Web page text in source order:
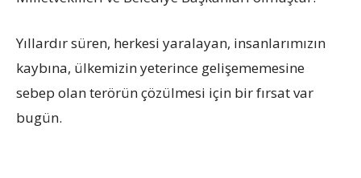
Yıllardır süren, herkesi yaralayan, insanlarımızın
kaybına, ülkemizin yeterince gelişememesine
sebep olan terörün çözülmesi için bir fırsat var
bugün.